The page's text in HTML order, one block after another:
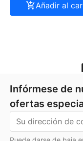
Añadir al
Infórmese de
ofertas